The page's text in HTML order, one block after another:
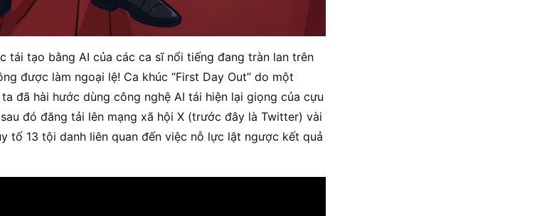
tái tạo bằng AI của các ca sĩ nổi tiếng đang tràn lan trên
được làm ngoại lệ! Ca khúc “First Day Out” do một
đã hài hước dùng công nghệ AI tái hiện lại giọng của cựu
đó đăng tải lên mạng xã hội X (trước đây là Twitter) vài
tố 13 tội danh liên quan đến việc nỗ lực lật ngược kết quả